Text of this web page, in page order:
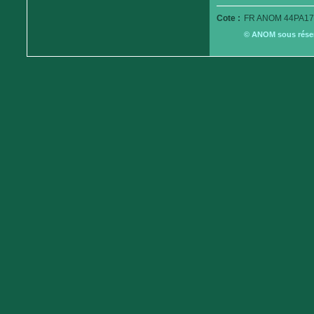
Cote : FR ANOM
© ANOM sous